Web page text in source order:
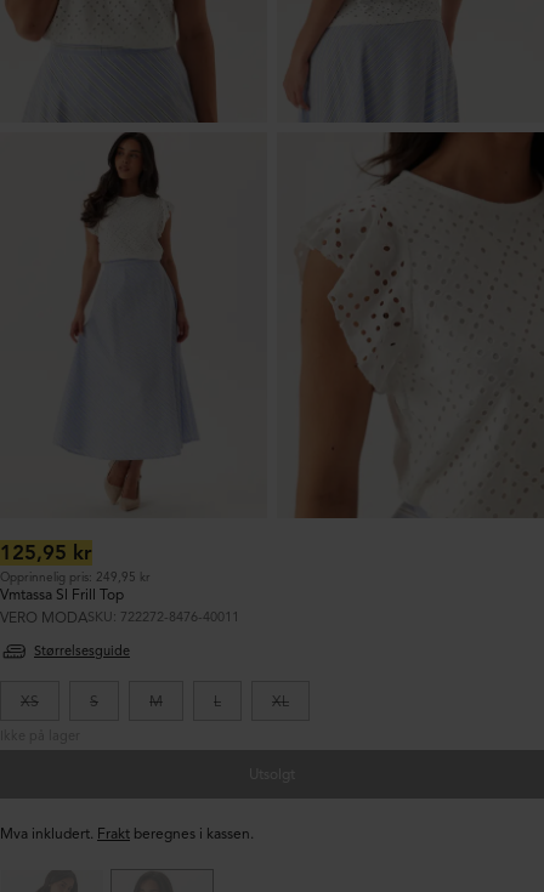
Ordinær
pris:
125,95 kr
Opprinnelig pris: 249,95 kr
Vmtassa Sl Frill Top
VERO MODASKU: 722272-8476-40011
Størrelsesguide
XS S M L XL
Mva inkludert. Frakt beregnes i kassen.